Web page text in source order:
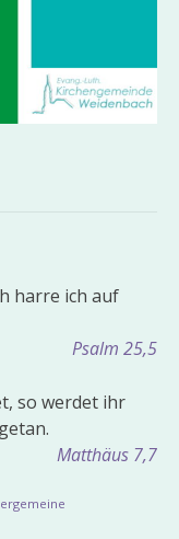
harre ich auf
Psalm 25,5
so werdet ihr
Matthäus 7,7